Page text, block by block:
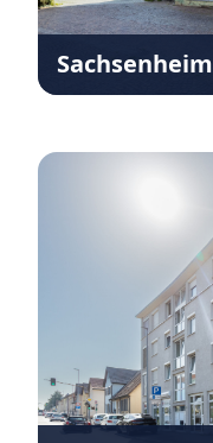
Sachsenheim